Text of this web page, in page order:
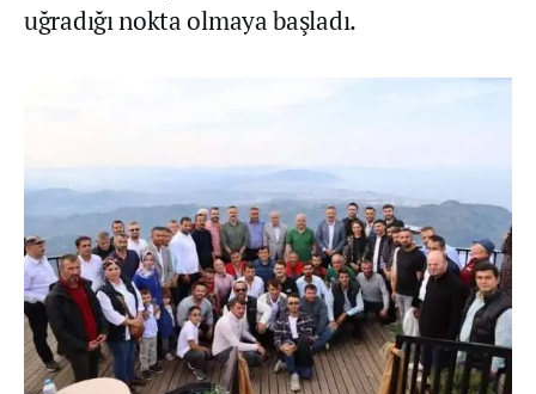
uğradığı nokta olmaya başladı.